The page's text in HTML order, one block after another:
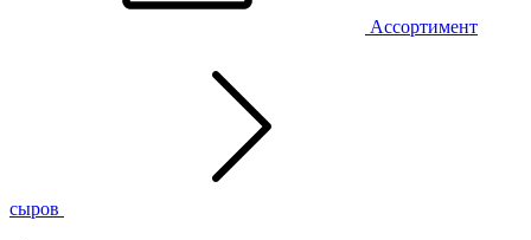
Ассортимент
сыров